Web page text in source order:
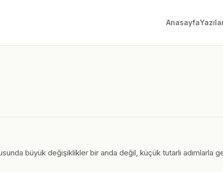
Anasayfa
büyük değişiklikler bir anda değil, küçük tutarlı adımlarla